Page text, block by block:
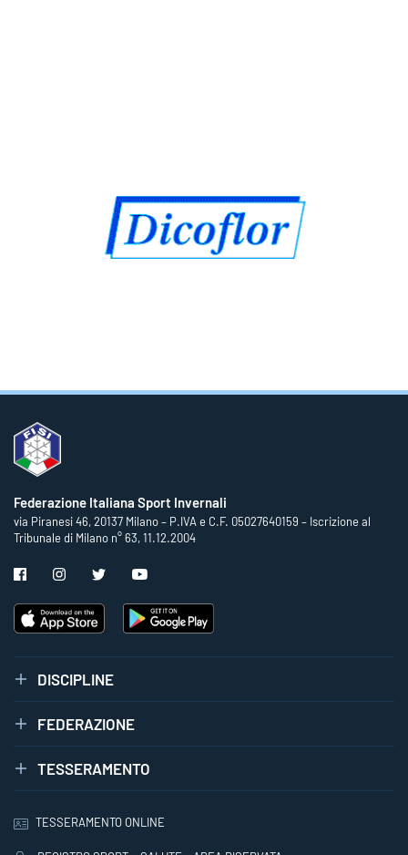
Federazione Italiana Sport Invernali
via Piranesi 46, 20137 Milano – P.IVA e C.F. 05027640159 – Iscrizione al
Tribunale di Milano n° 63, 11.12.2004
DISCIPLINE
FEDERAZIONE
TESSERAMENTO
TESSERAMENTO ONLINE